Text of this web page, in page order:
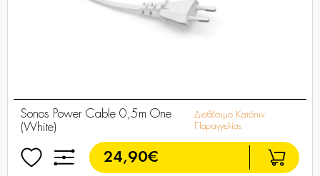
Sonos Power Cable 0,5m One
(White)
Διαθέσιμο Κατόπιν
Παραγγελίας
24,90€